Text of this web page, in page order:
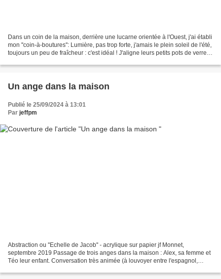
Dans un coin de la maison, derrière une lucarne orientée à l'Ouest, j'ai établi
mon ''coin-à-boutures'': Lumière, pas trop forte, j'amais le plein soleil de l'été,
toujours un peu de fraîcheur : c'est idéal ! J'aligne leurs petits pots de verre et
Un ange dans la maison
Publié le 25/09/2024 à 13:01
Par jeffpm
Abstraction ou ''Echelle de Jacob'' - acrylique sur papier jf Monnet,
septembre 2019 Passage de trois anges dans la maison : Alex, sa femme et
Téo leur enfant. Conversation très animée (à louvoyer entre l'espagnol,